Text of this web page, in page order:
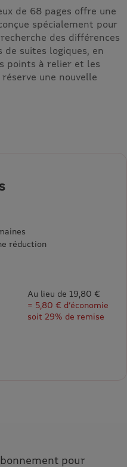
de 68 pages offre une
spécialement pour
des différences
de suites logiques, en
points à relier et les
une nouvelle
réduction
Au lieu de 19,80 €
= 5,80 € d’économie
soit 29% de remise
pour